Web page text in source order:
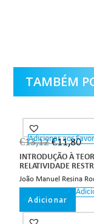
TAMBÉM
Adicionar aos
€13,12 €11,80
INTRODUÇÃO À
RELATIVIDADE
João Manuel Resina
Adicionar